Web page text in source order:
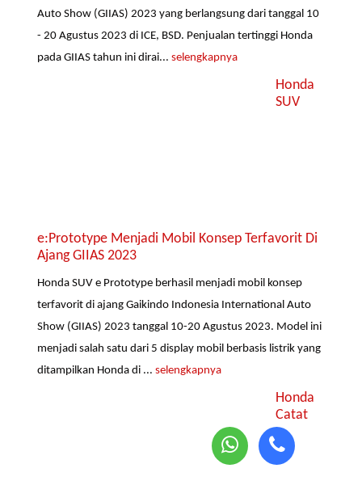
Auto Show (GIIAS) 2023 yang berlangsung dari tanggal 10
- 20 Agustus 2023 di ICE, BSD. Penjualan tertinggi Honda
pada GIIAS tahun ini dirai...selengkapnya
Honda
SUV
e:Prototype Menjadi Mobil Konsep Terfavorit Di
Ajang GIIAS 2023
Honda SUV e Prototype berhasil menjadi mobil konsep
terfavorit di ajang Gaikindo Indonesia International Auto
Show (GIIAS) 2023 tanggal 10-20 Agustus 2023. Model ini
menjadi salah satu dari 5 display mobil berbasis listrik yang
ditampilkan Honda di ...selengkapnya
Honda
Catat